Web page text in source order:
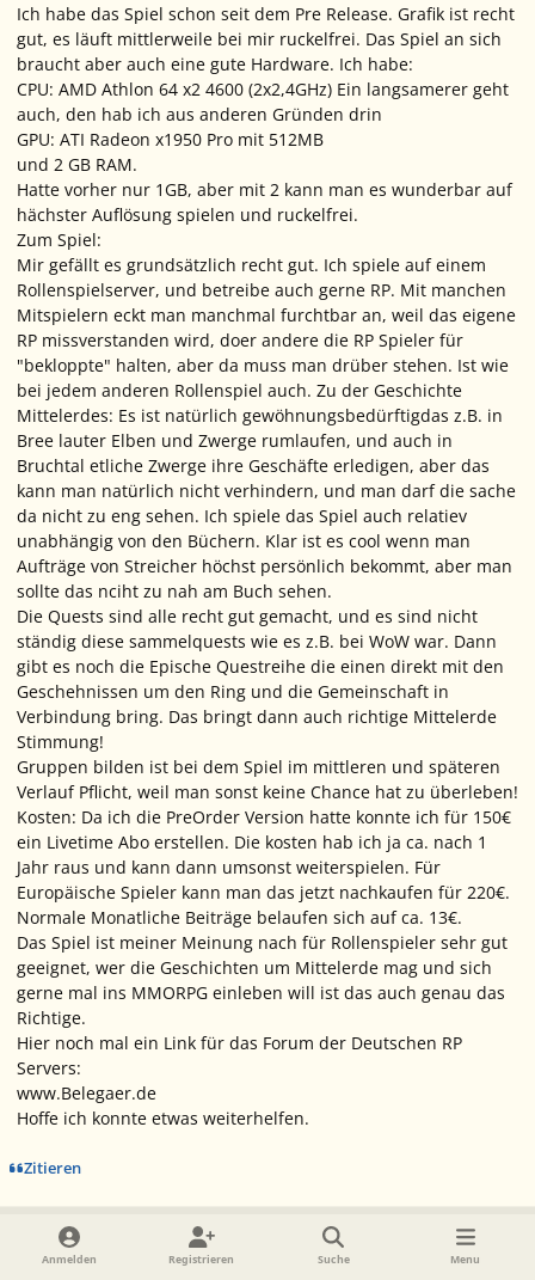
Ich habe das Spiel schon seit dem Pre Release. Grafik ist recht
gut, es läuft mittlerweile bei mir ruckelfrei. Das Spiel an sich
braucht aber auch eine gute Hardware. Ich habe:
CPU: AMD Athlon 64 x2 4600 (2x2,4GHz) Ein langsamerer geht
auch, den hab ich aus anderen Gründen drin
GPU: ATI Radeon x1950 Pro mit 512MB
und 2 GB RAM.
Hatte vorher nur 1GB, aber mit 2 kann man es wunderbar auf
hächster Auflösung spielen und ruckelfrei.
Zum Spiel:
Mir gefällt es grundsätzlich recht gut. Ich spiele auf einem
Rollenspielserver, und betreibe auch gerne RP. Mit manchen
Mitspielern eckt man manchmal furchtbar an, weil das eigene
RP missverstanden wird, doer andere die RP Spieler für
"bekloppte" halten, aber da muss man drüber stehen. Ist wie
bei jedem anderen Rollenspiel auch. Zu der Geschichte
Mittelerdes: Es ist natürlich gewöhnungsbedürftigdas z.B. in
Bree lauter Elben und Zwerge rumlaufen, und auch in
Bruchtal etliche Zwerge ihre Geschäfte erledigen, aber das
kann man natürlich nicht verhindern, und man darf die sache
da nicht zu eng sehen. Ich spiele das Spiel auch relatiev
unabhängig von den Büchern. Klar ist es cool wenn man
Aufträge von Streicher höchst persönlich bekommt, aber man
sollte das nciht zu nah am Buch sehen.
Die Quests sind alle recht gut gemacht, und es sind nicht
ständig diese sammelquests wie es z.B. bei WoW war. Dann
gibt es noch die Epische Questreihe die einen direkt mit den
Geschehnissen um den Ring und die Gemeinschaft in
Verbindung bring. Das bringt dann auch richtige Mittelerde
Stimmung!
Gruppen bilden ist bei dem Spiel im mittleren und späteren
Verlauf Pflicht, weil man sonst keine Chance hat zu überleben!
Kosten: Da ich die PreOrder Version hatte konnte ich für 150€
ein Livetime Abo erstellen. Die kosten hab ich ja ca. nach 1
Jahr raus und kann dann umsonst weiterspielen. Für
Europäische Spieler kann man das jetzt nachkaufen für 220€.
Normale Monatliche Beiträge belaufen sich auf ca. 13€.
Das Spiel ist meiner Meinung nach für Rollenspieler sehr gut
geeignet, wer die Geschichten um Mittelerde mag und sich
gerne mal ins MMORPG einleben will ist das auch genau das
Richtige.
Hier noch mal ein Link für das Forum der Deutschen RP
Servers:
www.Belegaer.de
Hoffe ich konnte etwas weiterhelfen.
Zitieren
Drapo Mitglied
Ersteller-Statistik
Anmelden Registrieren Suche Menu